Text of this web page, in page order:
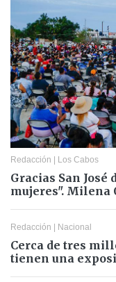
Redacción | Los Cabos
Gracias San José
mujeres". Milena
Redacción | Nacional
Cerca de tres
tienen una